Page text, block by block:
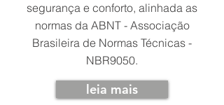
segurança e conforto, alinhada as
normas da ABNT - Associação
Brasileira de Normas Técnicas -
NBR9050.
leia mais